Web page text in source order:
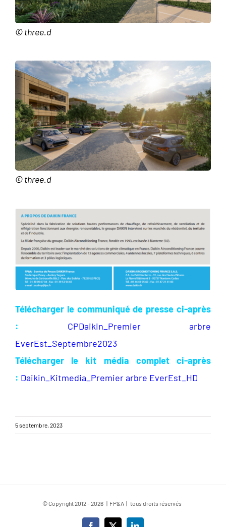
© three.d
© three.d
Télécharger le communiqué de presse ci-après
: CPDaikin_Premier arbre
EverEst_Septembre2023
Télécharger le kit média complet ci-après
: Daikin_Kitmedia_Premier arbre EverEst_HD
5 septembre, 2023
© Copyright 2012 -2026 | FP&A | tous droits réservés